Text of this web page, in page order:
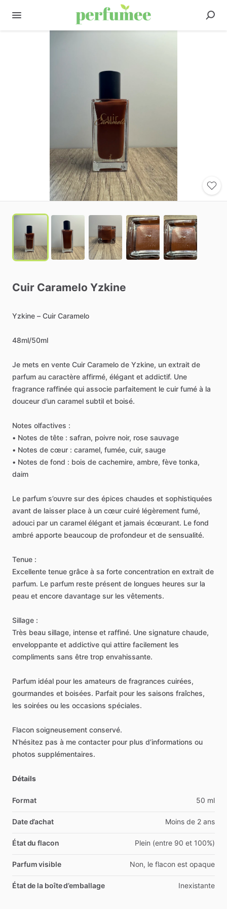
Cuir Caramelo Yzkine
Yzkine – Cuir Caramelo
48ml​/​50ml
Je mets en vente Cuir Caramelo de Yzkine, un extrait de
parfum au caractère affirmé, élégant et addictif. Une
fragrance raffinée qui associe parfaitement le cuir fumé à la
douceur d’un caramel subtil et boisé.
Notes olfactives :
• Notes de tête : safran, poivre noir, rose sauvage
• Notes de cœur : caramel, fumée, cuir, sauge
• Notes de fond : bois de cachemire, ambre, fève tonka,
daim
Le parfum s’ouvre sur des épices chaudes et sophistiquées
avant de laisser place à un cœur cuiré légèrement fumé,
adouci par un caramel élégant et jamais écœurant. Le fond
ambré apporte beaucoup de profondeur et de sensualité.
Tenue :
Excellente tenue grâce à sa forte concentration en extrait de
parfum. Le parfum reste présent de longues heures sur la
peau et encore davantage sur les vêtements.
Sillage :
Très beau sillage, intense et raffiné. Une signature chaude,
enveloppante et addictive qui attire facilement les
compliments sans être trop envahissante.
Parfum idéal pour les amateurs de fragrances cuirées,
gourmandes et boisées. Parfait pour les saisons fraîches,
les soirées ou les occasions spéciales.
Flacon soigneusement conservé.
N’hésitez pas à me contacter pour plus d’informations ou
photos supplémentaires.
Détails
Format 50 ml
Date d’achat Moins de 2 ans
État du flacon Plein (entre 90 et 100%)
Parfum visible Non, le flacon est opaque
État de la boîte d’emballage Inexistante